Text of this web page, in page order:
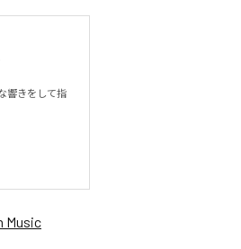
響きをして指
Music